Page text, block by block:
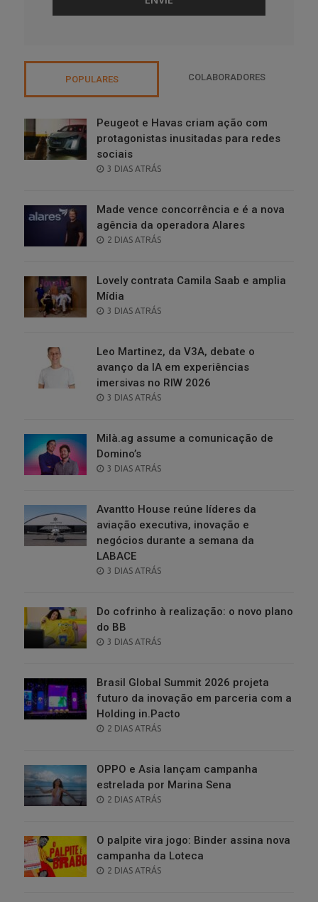
POPULARES COLABORADORES
Peugeot e Havas criam ação com
protagonistas inusitadas para redes
sociais
POSTED
3 DIAS ATRÁS
Made vence concorrência e é a nova
agência da operadora Alares
POSTED
2 DIAS ATRÁS
Lovely contrata Camila Saab e amplia
Mídia
POSTED
3 DIAS ATRÁS
Leo Martinez, da V3A, debate o
avanço da IA em experiências
imersivas no RIW 2026
POSTED
3 DIAS ATRÁS
Milà.ag assume a comunicação de
Domino’s
POSTED
3 DIAS ATRÁS
Avantto House reúne líderes da
aviação executiva, inovação e
negócios durante a semana da
LABACE
POSTED
3 DIAS ATRÁS
Do cofrinho à realização: o novo plano
do BB
POSTED
3 DIAS ATRÁS
Brasil Global Summit 2026 projeta
futuro da inovação em parceria com a
Holding in.Pacto
POSTED
2 DIAS ATRÁS
OPPO e Asia lançam campanha
estrelada por Marina Sena
POSTED
2 DIAS ATRÁS
O palpite vira jogo: Binder assina nova
campanha da Loteca
POSTED
2 DIAS ATRÁS